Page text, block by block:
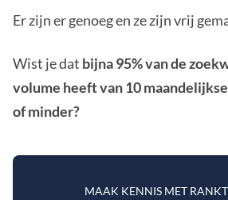
Er zijn er genoeg en ze zijn vrij
Wist je dat bijna 95% van de
volume heeft van 10
of minder?
MAAK KENNIS MET